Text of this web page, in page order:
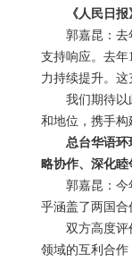
《人民日
郭嘉昆：去
支持响应。去
力持续提升。
我们期待以
和地位，携手构
总台华语
略协作、深化
郭嘉昆：今
乎涵盖了两国
双方高度
领域的互利合